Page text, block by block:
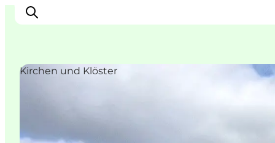
Erlebnisse
Kirchen und Klöster